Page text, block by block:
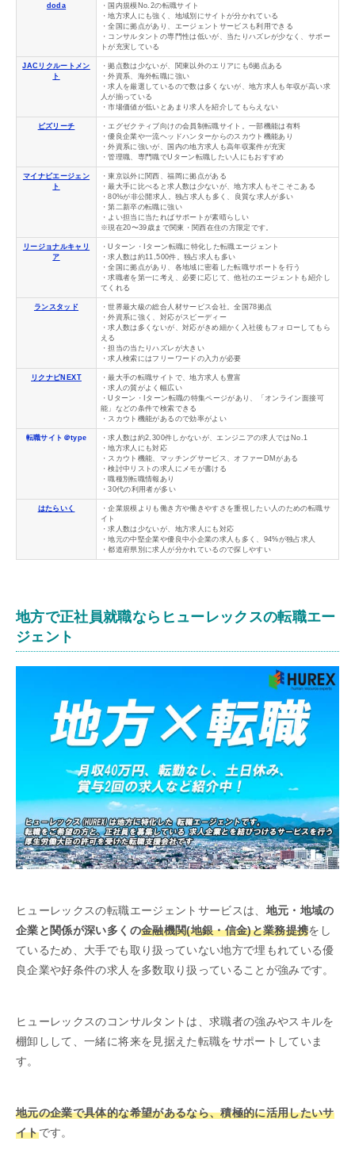
doda
・国内規模No.2の転職サイト
・地方求人にも強く、地域別にサイトが分かれている
・全国に拠点があり、エージェントサービスも利用できる
・コンサルタントの専門性は低いが、当たりハズレが少なく、サポー
トが充実している
JACリクルートメン
ト
・拠点数は少ないが、関東以外のエリアにも6拠点ある
・外資系、海外転職に強い
・求人を厳選しているので数は多くないが、地方求人も年収が高い求
人が揃っている
・市場価値が低いとあまり求人を紹介してもらえない
ビズリーチ
・エグゼクティブ向けの会員制転職サイト。一部機能は有料
・優良企業や一流ヘッドハンターからのスカウト機能あり
・外資系に強いが、国内の地方求人も高年収案件が充実
・管理職、専門職でUターン転職したい人にもおすすめ
マイナビエージェン
ト
・東京以外に関西、福岡に拠点がある
・最大手に比べると求人数は少ないが、地方求人もそこそこある
・80%が非公開求人。独占求人も多く、良質な求人が多い
・第二新卒の転職に強い
・よい担当に当たればサポートが素晴らしい
※現在20〜39歳まで関東・関西在住の方限定です。
リージョナルキャリ
ア
・Uターン・Iターン転職に特化した転職エージェント
・求人数は約11,500件。独占求人も多い
・全国に拠点があり、各地域に密着した転職サポートを行う
・求職者を第一に考え、必要に応じて、他社のエージェントも紹介し
てくれる
ランスタッド
・世界最大級の総合人材サービス会社。全国78拠点
・外資系に強く、対応がスピーディー
・求人数は多くないが、対応がきめ細かく入社後もフォローしてもら
える
・担当の当たりハズレが大きい
・求人検索にはフリーワードの入力が必要
リクナビNEXT
・最大手の転職サイトで、地方求人も豊富
・求人の質がよく幅広い
・Uターン・Iターン転職の特集ページがあり、「オンライン面接可
能」などの条件で検索できる
・スカウト機能があるので効率がよい
転職サイト＠type
・求人数は約2,300件しかないが、エンジニアの求人ではNo.1
・地方求人にも対応
・スカウト機能、マッチングサービス、オファーDMがある
・検討中リストの求人にメモが書ける
・職種別転職情報あり
・30代の利用者が多い
はたらいく
・企業規模よりも働き方や働きやすさを重視したい人のための転職サ
イト
・求人数は少ないが、地方求人にも対応
・地元の中堅企業や優良中小企業の求人も多く、94%が独占求人
・都道府県別に求人が分かれているので探しやすい
地方で正社員就職ならヒューレックスの転職エー
ジェント
ヒューレックスの転職エージェントサービスは、 地元・地域の
企業と関係が深い多くの金融機関(地銀・信金)と業務提携をし
ているため、大手でも取り扱っていない地方で埋もれている優
良企業や好条件の求人を多数取り扱っていることが強みです。
ヒューレックスのコンサルタントは、求職者の強みやスキルを
棚卸しして、一緒に将来を見据えた転職をサポートしていま
す。
地元の企業で具体的な希望があるなら、積極的に活用したいサ
イトです。